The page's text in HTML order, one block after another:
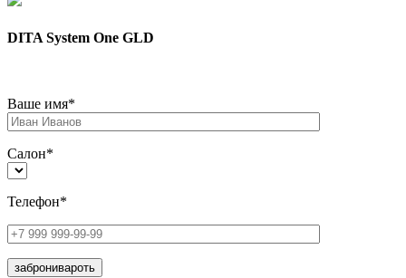
DITA System One GLD
Ваше имя*
Салон*
Телефон*